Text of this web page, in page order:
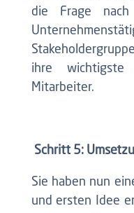
die Frage
ihre wichtigste
Mitarbeiter.
Schritt 5:
Sie haben nun
und ersten Idee